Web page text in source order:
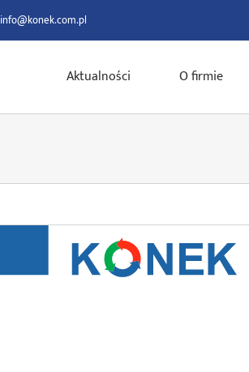
info@konek.com.pl
Aktualności O firmie